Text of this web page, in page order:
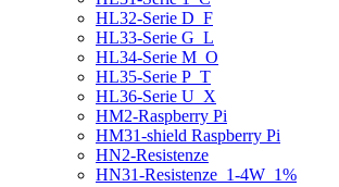
HL32-Serie D_F
HL33-Serie G_L
HL34-Serie M_O
HL35-Serie P_T
HL36-Serie U_X
HM2-Raspberry Pi
HM31-shield Raspberry Pi
HN2-Resistenze
HN31-Resistenze_1-4W_1%